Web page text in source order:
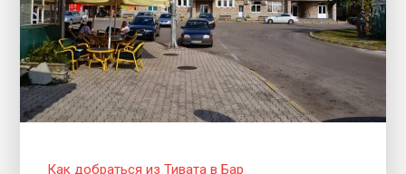
Как добраться из Тивата в Бар